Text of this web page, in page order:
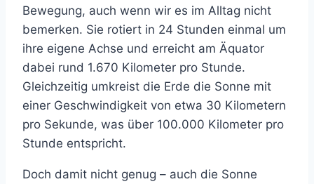
Bewegung, auch wenn wir es im Alltag nicht
bemerken. Sie rotiert in 24 Stunden einmal um
ihre eigene Achse und erreicht am Äquator
dabei rund 1.670 Kilometer pro Stunde.
Gleichzeitig umkreist die Erde die Sonne mit
einer Geschwindigkeit von etwa 30 Kilometern
pro Sekunde, was über 100.000 Kilometer pro
Stunde entspricht.
Doch damit nicht genug – auch die Sonne